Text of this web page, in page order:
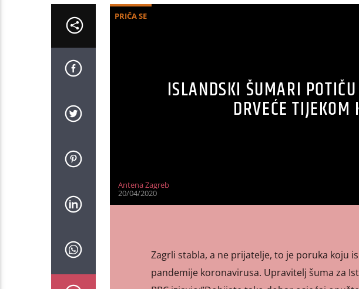
PRIČA SE
ISLANDSKI ŠUMARI
DRVEĆE
Antena Zagreb
20/04/2020
Zagrli stabla, a ne prijatelje, to je poruka koju
pandemije koronavirusa. Upravitelj šuma za